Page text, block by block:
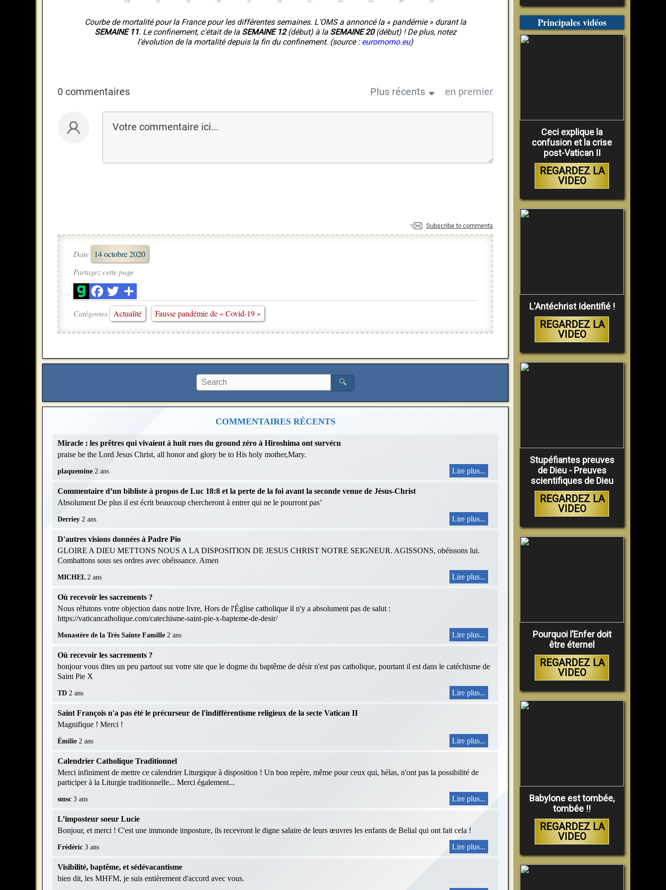
Courbe de mortalité pour la France pour les différentes semaines. L'OMS a annoncé la « pandémie » durant la
SEMAINE 11. Le confinement, c'était de la SEMAINE 12(début) à la SEMAINE 20(début) ! De plus, notez
l'évolution de la mortalité depuis la fin du confinement. (source : euromomo.eu)
0 commentaires Plus récents en premier
Subscribe to comments
Date
14 octobre 2020
Partagez cette page
Catégories Actualité Fausse pandémie de « Covid-19 »
🔍
COMMENTAIRES RÉCENTS
Miracle : les prêtres qui vivaient à huit rues du ground zéro à Hiroshima ont survécu
praise be the Lord Jesus Christ, all honor and glory be to His holy mother,Mary.
plaquemine 2 ans Lire plus...
Commentaire d’un bibliste à propos de Luc 18:8 et la perte de la foi avant la seconde venue de Jésus-Christ
Absolument De plus il est écrit beaucoup chercheront à entrer qui ne le pourront pas’
Derriey 2 ans Lire plus...
D'autres visions données à Padre Pio
GLOIRE A DIEU METTONS NOUS A LA DISPOSITION DE JESUS CHRIST NOTRE SEIGNEUR. AGISSONS, obéissons lui.
Combattons sous ses ordres avec obéissance. Amen
MICHEL 2 ans Lire plus...
Où recevoir les sacrements ?
Nous réfutons votre objection dans notre livre, Hors de l'Église catholique il n'y a absolument pas de salut :
https://vaticancatholique.com/catechisme-saint-pie-x-bapteme-de-desir/
Monastère de la Très Sainte Famille 2 ans Lire plus...
Où recevoir les sacrements ?
bonjour vous dites un peu partout sur votre site que le dogme du baptême de désir n'est pas catholique, pourtant il est dans le catéchisme de
Saint Pie X
TD 2 ans Lire plus...
Saint François n'a pas été le précurseur de l'indifférentisme religieux de la secte Vatican II
Magnifique ! Merci !
Émilie 2 ans Lire plus...
Calendrier Catholique Traditionnel
Merci infiniment de mettre ce calendrier Liturgique à disposition ! Un bon repère, même pour ceux qui, hélas, n'ont pas la possibilité de
participer à la Liturgie traditionnelle... Merci également...
smsc 3 ans Lire plus...
L’imposteur soeur Lucie
Bonjour, et merci ! C'est une immonde imposture, ils recevront le digne salaire de leurs œuvres les enfants de Belial qui ont fait cela !
Frédéric 3 ans Lire plus...
Visibilité, baptême, et sédévacantisme
bien dit, les MHFM, je suis entièrement d'accord avec vous.
Principales vidéos
Ceci explique la
confusion et la crise
post-Vatican II
REGARDEZ LA
VIDEO
L'Antéchrist Identifié !
REGARDEZ LA
VIDEO
Stupéfiantes preuves
de Dieu - Preuves
scientifiques de Dieu
REGARDEZ LA
VIDEO
Pourquoi l’Enfer doit
être éternel
REGARDEZ LA
VIDEO
Babylone est tombée,
tombée !!
REGARDEZ LA
VIDEO